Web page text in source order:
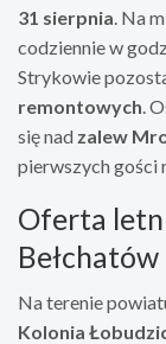
31 sierpnia . Na
codziennie w
Strykowie
remontowych .
się nad zalew
pierwszych gości
Oferta
Na terenie
Kolonia